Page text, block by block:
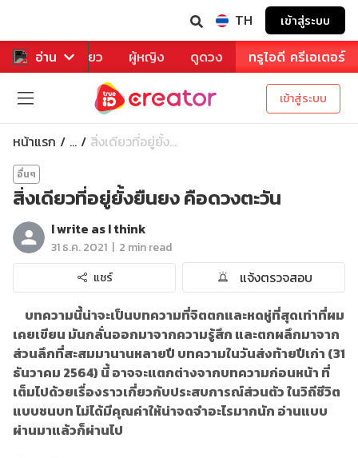
TH เข้าสู่ระบบ
อ่าน
หาร ท่องเที่ยว ผู้หญิง ดูดวง ทรูไอดี ครีเอเตอร์
เข้าสู่ระบบ
หน้าแรก ... สิ่งเดียวที่อยู่ยั้ง...
อื่นๆ
สิ่งเดียวที่อยู่ยั้งยืนยง คือดวงตะวัน
I write as I think
31 ธ.ค. 2021 | 2 min read
แชร์
แจ้งตรวจสอบ
บทความนี้น่าจะเป็นบทความที่จิตตกและหดหู่ที่สุดเท่าที่ผม
เคยเขียน มันกลั่นออกมาจากความรู้สึก และตกผลึกมาจาก
ส่วนลึกที่สะสมมานานหลายปี บทความในวันส่งท้ายปีเก่า (31
ธันวาคม 2564) นี้ อาจจะแตกต่างจากบทความก่อนหน้า ที่
เต็มไปด้วยเรื่องราวเกี่ยวกับประสบการณ์ส่วนตัว ในวิถีชีวิต
แบบชนบท ไม่ได้มีคุณค่าให้น่าจดจำอะไรมากนัก อ่านแบบ
ผ่านมาแล้วก็ผ่านไป